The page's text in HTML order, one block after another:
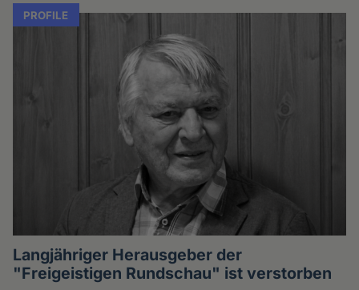
PROFILE
Langjähriger Herausgeber der
"Freigeistigen Rundschau" ist verstorben